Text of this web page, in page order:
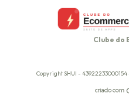
Clube do
Copyright SHUI -